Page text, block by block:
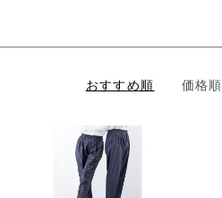
おすすめ順 価格順